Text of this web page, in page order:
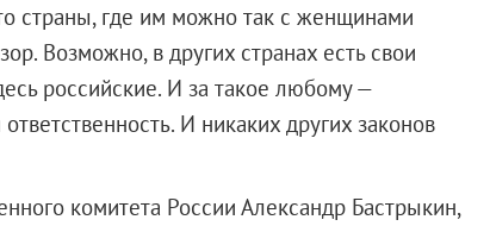
страны, где им можно так с женщинами
Возможно, в других странах есть свои
российские. И за такое любому —
И никаких других законов
комитета России Александр Бастрыкин,